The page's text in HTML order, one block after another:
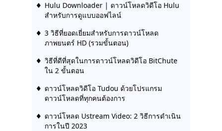
Hulu Downloader | ดาวน์โหลดวิดีโอ Hulu
สำหรับการดูแบบออฟไลน์
3 วิธีที่ยอดเยี่ยมสำหรับการดาวน์โหลด
ภาพยนตร์ HD (รวมขั้นตอน)
วิธีที่ดีที่สุดในการดาวน์โหลดวิดีโอ BitChute
ใน 2 ขั้นตอน
ดาวน์โหลดวิดีโอ Tudou ด้วยโปรแกรม
ดาวน์โหลดที่ทุกคนต้องการ
ดาวน์โหลด Ustream Video: 2 วิธีการดำเนิน
การในปี 2023